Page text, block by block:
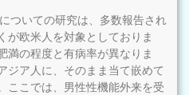
ついての研究は、多数報告され
が欧米人を対象としておりま
満の程度と有病率が異なりま
ジア人に、そのまま当て嵌めて
ここでは、男性性機能外来を受